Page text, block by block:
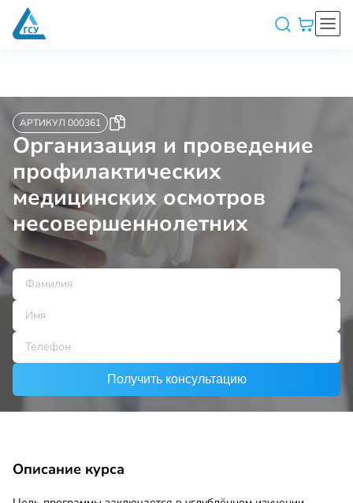
АРТИКУЛ 000361
Организация и проведение
профилактических
медицинских осмотров
несовершеннолетних
Получить консультацию
Описание курса